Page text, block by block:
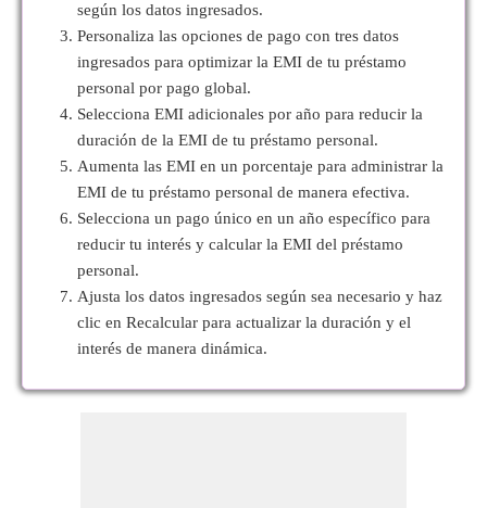
según los datos ingresados.
Personaliza las opciones de pago con tres datos
ingresados para optimizar la EMI de tu préstamo
personal por pago global.
Selecciona EMI adicionales por año para reducir la
duración de la EMI de tu préstamo personal.
Aumenta las EMI en un porcentaje para administrar la
EMI de tu préstamo personal de manera efectiva.
Selecciona un pago único en un año específico para
reducir tu interés y calcular la EMI del préstamo
personal.
Ajusta los datos ingresados según sea necesario y haz
clic en Recalcular para actualizar la duración y el
interés de manera dinámica.